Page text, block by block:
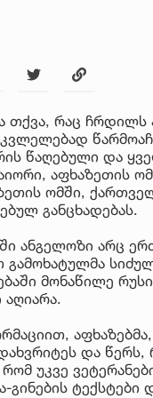
თქვა, რაც
წაღებული და
აფხაზეთის
ომში,
განცხადებას.
ანგელოზი არც
მონაწილე
აღიარა.
და წერს,
რომ უკვე
გინების